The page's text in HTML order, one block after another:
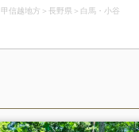
甲信越地方 長野県 白馬・小谷